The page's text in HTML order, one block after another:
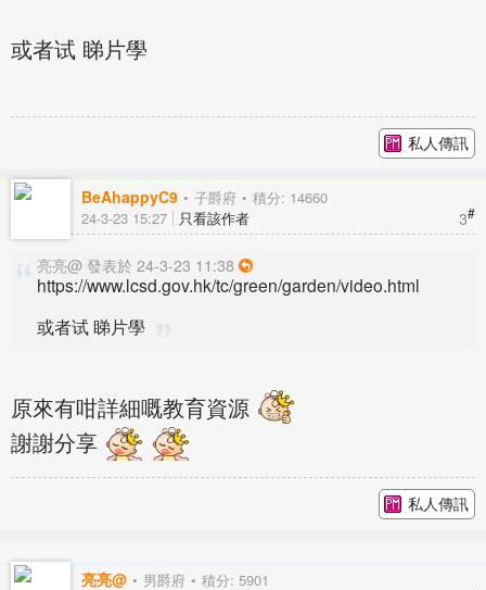
或者试 睇片學
私人傳訊
BeAhappyC9 子爵府 積分: 14660
3#
24-3-23 15:27 只看該作者
亮亮@ 發表於 24-3-23 11:38
https://www.lcsd.gov.hk/tc/green/garden/video.html
或者试 睇片學
原來有咁詳細嘅教育資源
謝謝分享
私人傳訊
亮亮@ 男爵府 積分: 5901